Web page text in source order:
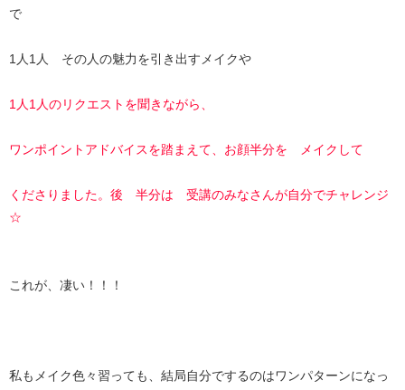
で
1人1人 その人の魅力を引き出すメイクや
1人1人のリクエストを聞きながら、
ワンポイントアドバイスを踏まえて、お顔半分を メイクして
くださりました。後 半分は 受講のみなさんが自分でチャレンジ
☆
これが、凄い！！！
私もメイク色々習っても、結局自分でするのはワンパターンになっ